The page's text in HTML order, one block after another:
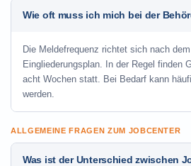
Wie oft muss ich mich bei der
Die Meldefrequenz richtet sich nach
Eingliederungsplan. In der Regel finden
acht Wochen statt. Bei Bedarf kann
werden.
ALLGEMEINE FRAGEN ZUM JOBCENTER
Was ist der Unterschied zwischen